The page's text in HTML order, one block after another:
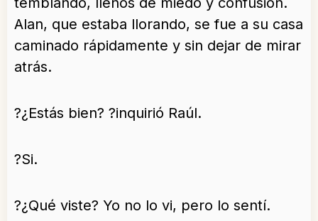
Alan, que estaba llorando, se fue a su casa
caminado rápidamente y sin dejar de mirar
atrás.
?¿Estás bien? ?inquirió Raúl.
?Si.
?¿Qué viste? Yo no lo vi, pero lo sentí.